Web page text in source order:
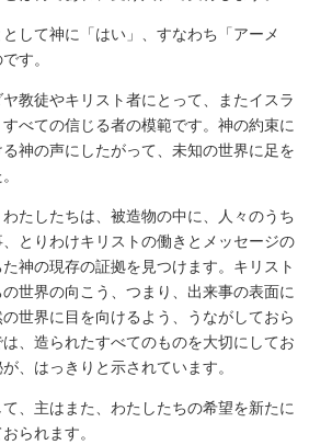
して神に「はい」、すなわち「アーメ
す。
教徒やキリスト者にとって、またイスラ
べての信じる者の模範です。神の約束に
神の声にしたがって、未知の世界に足を
たしたちは、被造物の中に、人々のうち
とりわけキリストの働きとメッセージの
神の現存の証拠を見つけます。キリスト
世界の向こう、つまり、出来事の表面に
世界に目を向けるよう、うながしておら
、造られたすべてのものを大切にしてお
、はっきりと示されています。
、主はまた、わたしたちの希望を新たに
られます。